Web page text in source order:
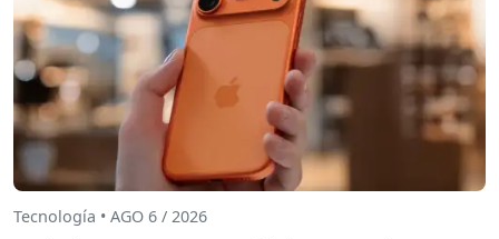
Tecnología • AGO 6 / 2026